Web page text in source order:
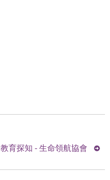
育探知 - 生命領航協會